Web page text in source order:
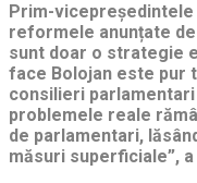
Prim-vicepreședintele
reformele anunțate
sunt doar o strategie
face Bolojan este pur
consilieri
problemele reale
de parlamentari,
măsuri superficiale”,